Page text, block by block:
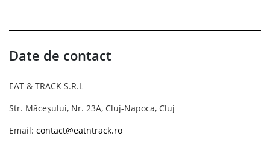
Date de contact
EAT & TRACK S.R.L
Str. Măceșului, Nr. 23A, Cluj-Napoca, Cluj
Email: contact@eatntrack.ro